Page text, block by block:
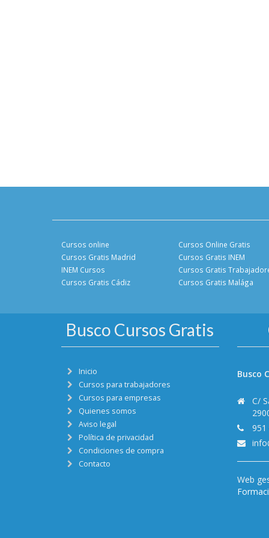
Cursos online
Cursos Gratis Madrid
INEM Cursos
Cursos Gratis Cádiz
Cursos Online Gratis
Cursos Gratis INEM
Cursos Gratis
Cursos Gratis Malága
Busco Cursos Gratis
Inicio
Cursos para trabajadores
Cursos para empresas
Quienes somos
Aviso legal
Política de privacidad
Condiciones de compra
Contacto
Busco
C/
951
Web